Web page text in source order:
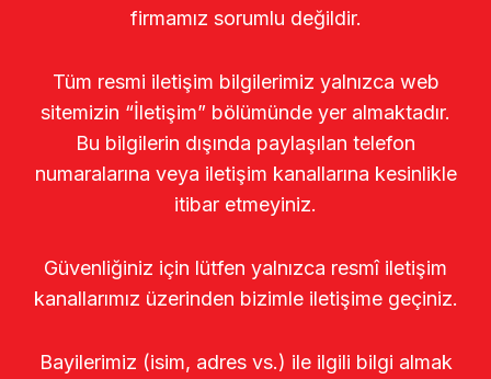
firmamız sorumlu değildir.
Tüm resmi iletişim bilgilerimiz yalnızca web
sitemizin “İletişim” bölümünde yer almaktadır.
Bu bilgilerin dışında paylaşılan telefon
numaralarına veya iletişim kanallarına kesinlikle
itibar etmeyiniz.
Güvenliğiniz için lütfen yalnızca resmî iletişim
kanallarımız üzerinden bizimle iletişime geçiniz.
Bayilerimiz (isim, adres vs.) ile ilgili bilgi almak